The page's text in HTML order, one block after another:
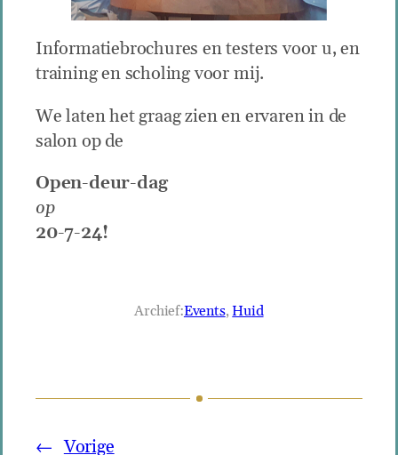
Informatiebrochures en testers voor u, en
training en scholing voor mij.
We laten het graag zien en ervaren in de
salon op de
Open-deur-dag
op
20-7-24!
Archief:Events, Huid
← Vorige